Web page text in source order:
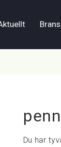
Du har